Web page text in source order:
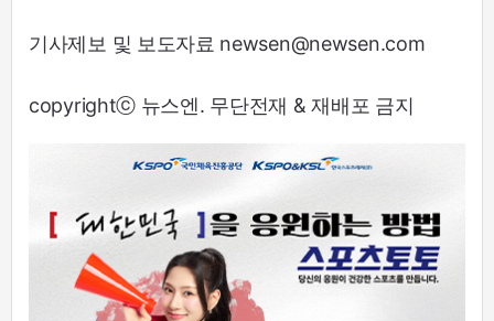
기사제보 및 보도자료 newsen@newsen.com
copyrightⓒ 뉴스엔. 무단전재 & 재배포 금지